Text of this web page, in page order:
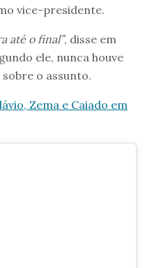
vice-presidente.
até o final”, disse em
ele, nunca houve
o assunto.
Zema e Caiado em